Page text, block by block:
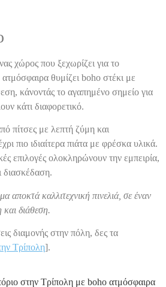
χώρος που ξεχωρίζει για το
θυμίζει boho στέκι με
κάνοντάς το αγαπημένο σημείο για
κάτι διαφορετικό.
πίτσες με λεπτή ζύμη και
πιο ιδιαίτερα πιάτα με φρέσκα υλικά.
επιλογές ολοκληρώνουν την εμπειρία,
διασκέδαση.
αποκτά καλλιτεχνική πινελιά, σε έναν
διάθεση.
διαμονής στην πόλη, δες τα
Τρίπολη].